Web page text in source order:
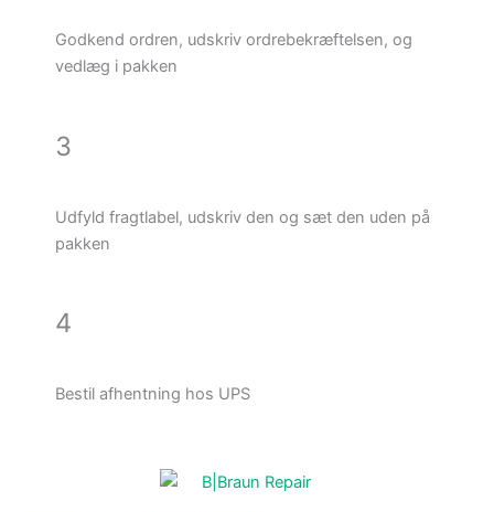
Godkend ordren, udskriv ordrebekræftelsen, og
vedlæg i pakken
3
Udfyld fragtlabel, udskriv den og sæt den uden på
pakken
4
Bestil afhentning hos UPS